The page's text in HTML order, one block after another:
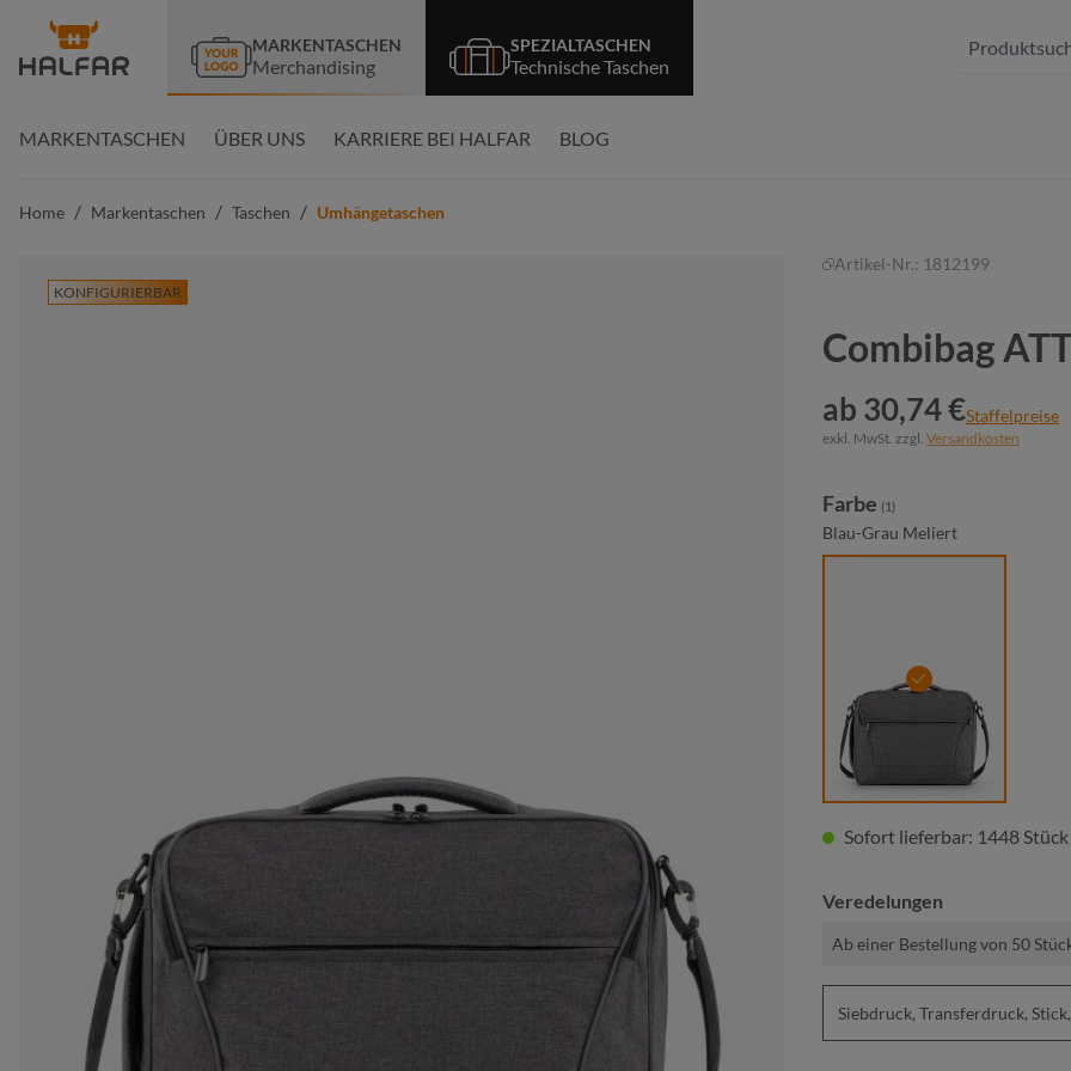
Zur Hauptnavigation springen
MARKENTASCHEN
Merchandising
SPEZIALTASCHEN
Technische Taschen
MARKENTASCHEN ÜBER UNS KARRIERE BEI HALFAR BLOG
Home / Markentaschen / Taschen / Umhängetaschen
KONFIGURIERBAR
Artikel-Nr.: 1812199
Combibag
ab 30,74 €Staffelpreise
exkl. MwSt. zzgl. Versandkosten
Farbeauswählen
(1)
Blau-Grau Meliert
blau-grau meliert
Sofort lieferbar: 1448 Stück
Veredelungen
Ab einer Bestellung von 50
Siebdruck, Transferdruck,